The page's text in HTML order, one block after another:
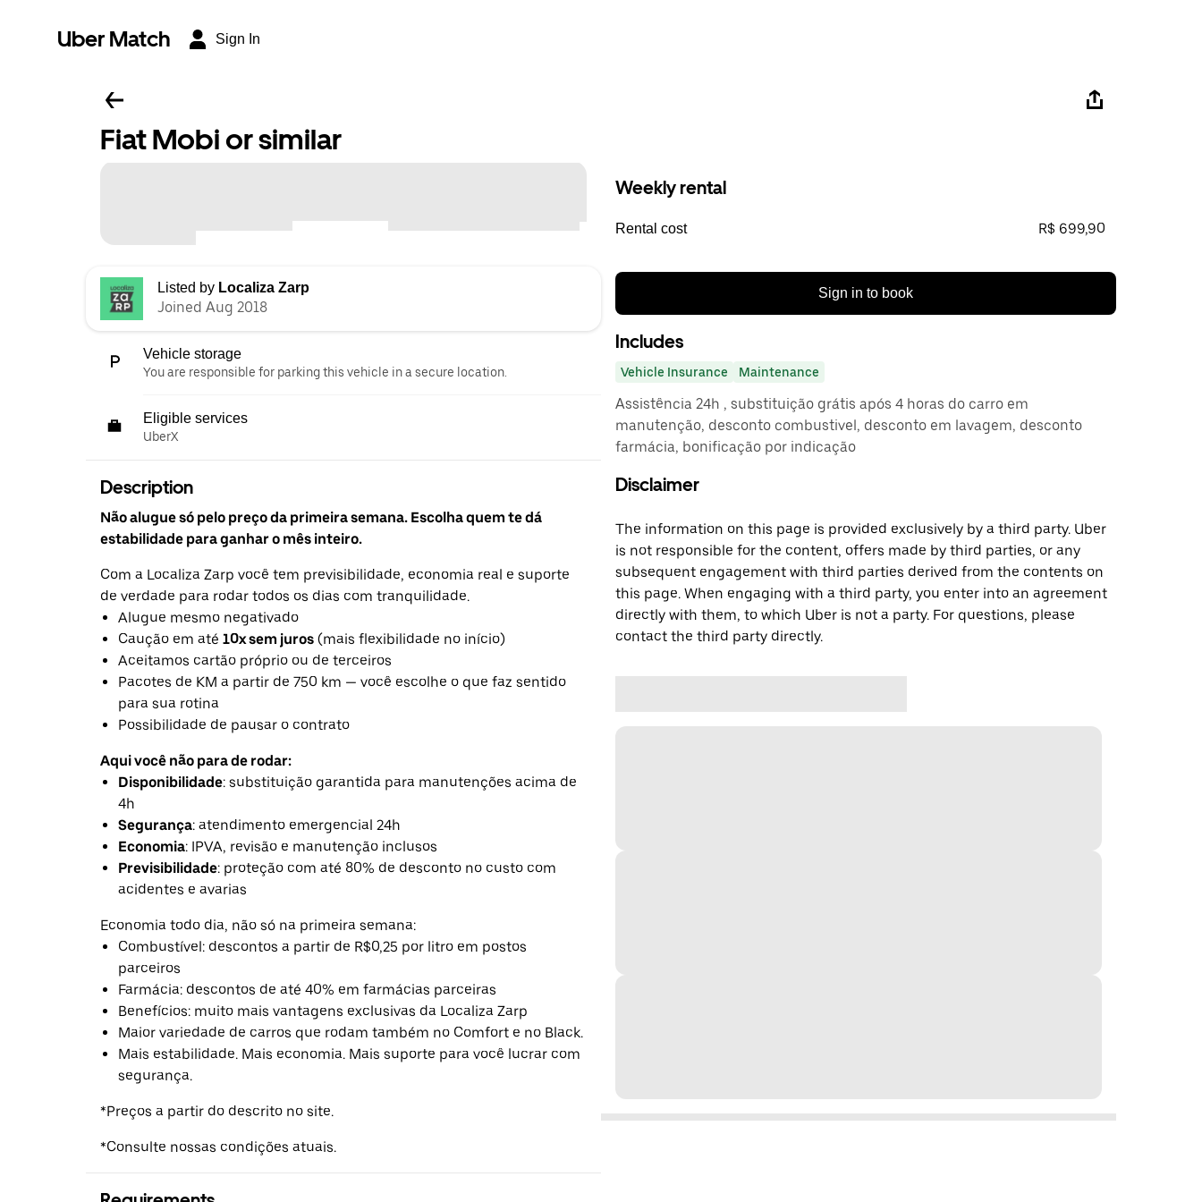
Uber Match Sign In
Fiat Mobi or similar
Listed by Localiza Zarp
Joined Aug 2018
Vehicle storage
You are responsible for parking this vehicle in a secure location.
Eligible services
UberX
Description
Não alugue só pelo preço da primeira semana. Escolha quem te dá
estabilidade para ganhar o mês inteiro.
Com a Localiza Zarp você tem previsibilidade, economia real e suporte
de verdade para rodar todos os dias com tranquilidade.
Alugue mesmo negativado
Caução em até 10x sem juros (mais flexibilidade no início)
Aceitamos cartão próprio ou de terceiros
Pacotes de KM a partir de 750 km — você escolhe o que faz sentido
para sua rotina
Possibilidade de pausar o contrato
Aqui você não para de rodar:
Disponibilidade: substituição garantida para manutenções acima de
4h
Segurança: atendimento emergencial 24h
Economia: IPVA, revisão e manutenção inclusos
Previsibilidade: proteção com até 80% de desconto no custo com
acidentes e avarias
Economia todo dia, não só na primeira semana:
Combustível: descontos a partir de R$0,25 por litro em postos
parceiros
Farmácia: descontos de até 40% em farmácias parceiras
Benefícios: muito mais vantagens exclusivas da Localiza Zarp
Maior variedade de carros que rodam também no Comfort e no Black.
Mais estabilidade. Mais economia. Mais suporte para você lucrar com
segurança.
*Preços a partir do descrito no site.
*Consulte nossas condições atuais.
Weekly rental
Rental cost R$ 699,90
Sign in to book
Includes
Vehicle Insurance Maintenance
Assistência 24h , substituição grátis após 4 horas do carro em
manutenção, desconto combustivel, desconto em lavagem, desconto
farmácia, bonificação por indicação
Disclaimer
The information on this page is provided exclusively by a third party. Uber
is not responsible for the content, offers made by third parties, or any
subsequent engagement with third parties derived from the contents on
this page. When engaging with a third party, you enter into an agreement
directly with them, to which Uber is not a party. For questions, please
contact the third party directly.